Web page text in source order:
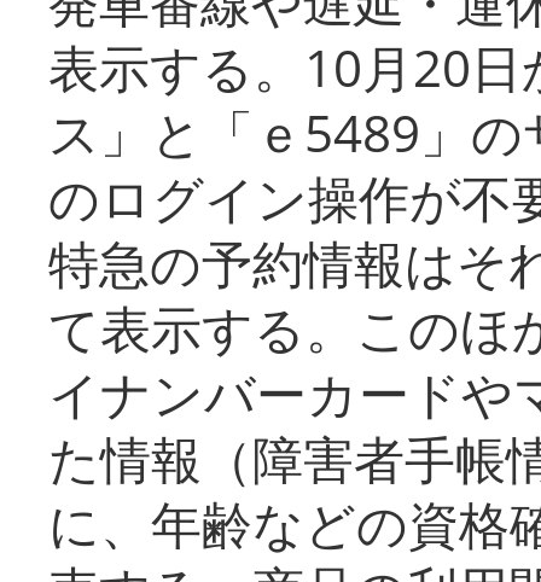
表示する。10月20
ス」と「ｅ5489」
のログイン操作が不
特急の予約情報はそ
て表示する。このほ
イナンバーカードや
た情報（障害者手帳
に、年齢などの資格